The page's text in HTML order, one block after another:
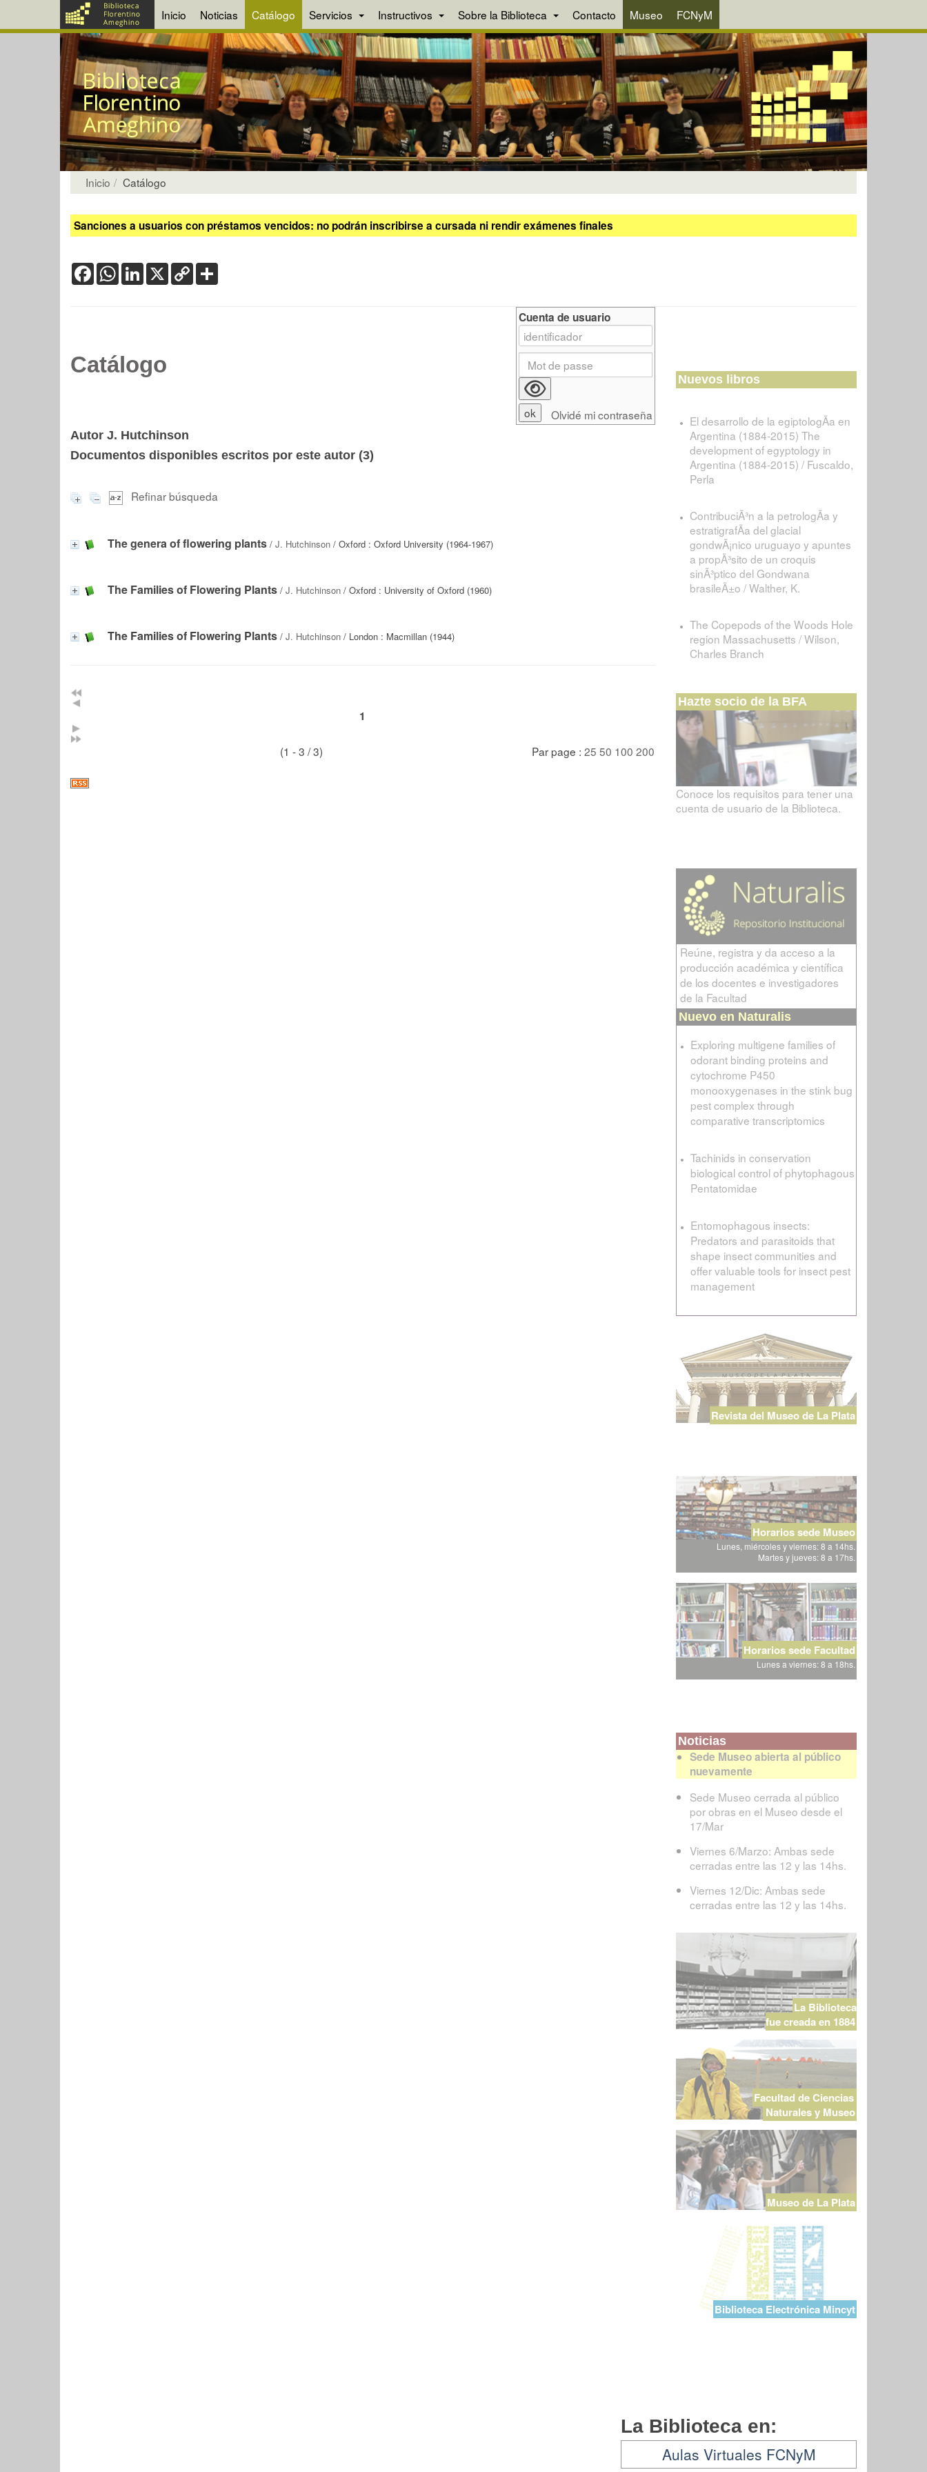
Inicio Noticias Catálogo Servicios Instructivos Sobre la Biblioteca Contacto Museo FCNyM
Inicio Catálogo
Sanciones a usuarios con préstamos vencidos: no podrán inscribirse a cursada ni rendir exámenes finales
FacebookWhatsApp
LinkedIn
X Copy
Link
Catálogo
Autor J. Hutchinson
Documentos disponibles escritos por este autor (3)
Refinar búsqueda
The genera of flowering plants / J. Hutchinson / Oxford : Oxford University (1964-1967)
The Families of Flowering Plants / J. Hutchinson / Oxford : University of Oxford (1960)
The Families of Flowering Plants / J. Hutchinson / London : Macmillan (1944)
1
(1 - 3 / 3) Par page : 25 50 100 200
Cuenta de usuario
Olvidé mi contraseña
Nuevos libros
El desarrollo de la egiptologÃ­a en
Argentina (1884-2015) The
development of egyptology in
Argentina (1884-2015) / Fuscaldo,
Perla
ContribuciÃ³n a la petrologÃ­a y
estratigrafÃ­a del glacial
gondwÃ¡nico uruguayo y apuntes
a propÃ³sito de un croquis
sinÃ³ptico del Gondwana
brasileÃ±o / Walther, K.
The Copepods of the Woods Hole
region Massachusetts / Wilson,
Charles Branch
Hazte socio de la BFA
Conoce los requisitos para tener una
cuenta de usuario de la Biblioteca.
Reúne, registra y da acceso a la
producción académica y científica
de los docentes e investigadores
de la Facultad
Nuevo en Naturalis
Exploring multigene families of
odorant binding proteins and
cytochrome P450
monooxygenases in the stink bug
pest complex through
comparative transcriptomics
Tachinids in conservation
biological control of phytophagous
Pentatomidae
Entomophagous insects:
Predators and parasitoids that
shape insect communities and
offer valuable tools for insect pest
management
Revista del Museo de La Plata
Horarios sede Museo
Lunes, miércoles y viernes: 8 a 14hs.
Martes y jueves: 8 a 17hs.
Horarios sede Facultad
Lunes a viernes: 8 a 18hs.
Noticias
Sede Museo abierta al público
nuevamente
Sede Museo cerrada al público
por obras en el Museo desde el
17/Mar
Viernes 6/Marzo: Ambas sede
cerradas entre las 12 y las 14hs.
Viernes 12/Dic: Ambas sede
cerradas entre las 12 y las 14hs.
La Biblioteca
fue creada en 1884
Facultad de Ciencias
Naturales y Museo
Museo de La Plata
Biblioteca Electrónica Mincyt
La Biblioteca en:
Aulas Virtuales FCNyM